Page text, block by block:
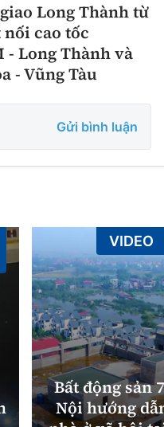
Long Thành từ
nối cao tốc
- Long Thành và
- Vũng Tàu
Gửi bình luận
Bất động sản
Nội hướng
VIDEO